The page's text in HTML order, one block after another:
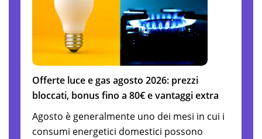
Offerte luce e gas agosto 2026: prezzi
bloccati, bonus fino a 80€ e vantaggi extra
Agosto è generalmente uno dei mesi in cui i
consumi energetici domestici possono